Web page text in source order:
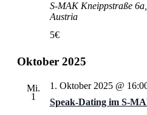
S-MAK Kneippstraße
Austria
5€
Oktober 2025
Mi.
1
Speak-Dating im
1. Oktober 2025 @